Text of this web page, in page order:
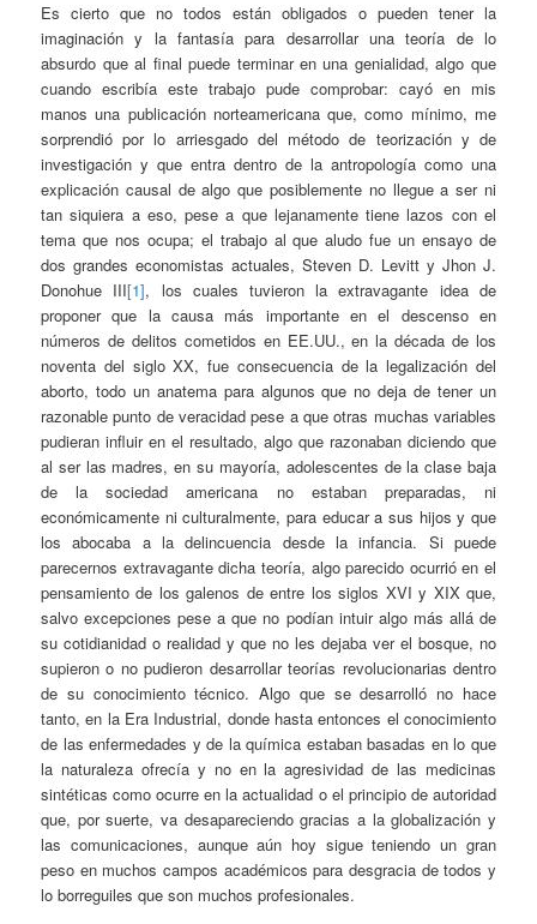
Es cierto que no todos están obligados o pueden tener la
imaginación y la fantasía para desarrollar una teoría de lo
absurdo que al final puede terminar en una genialidad, algo que
cuando escribía este trabajo pude comprobar: cayó en mis
manos una publicación norteamericana que, como mínimo, me
sorprendió por lo arriesgado del método de teorización y de
investigación y que entra dentro de la antropología como una
explicación causal de algo que posiblemente no llegue a ser ni
tan siquiera a eso, pese a que lejanamente tiene lazos con el
tema que nos ocupa; el trabajo al que aludo fue un ensayo de
dos grandes economistas actuales, Steven D. Levitt y Jhon J.
Donohue III[1], los cuales tuvieron la extravagante idea de
proponer que la causa más importante en el descenso en
números de delitos cometidos en EE.UU., en la década de los
noventa del siglo XX, fue consecuencia de la legalización del
aborto, todo un anatema para algunos que no deja de tener un
razonable punto de veracidad pese a que otras muchas variables
pudieran influir en el resultado, algo que razonaban diciendo que
al ser las madres, en su mayoría, adolescentes de la clase baja
de la sociedad americana no estaban preparadas, ni
económicamente ni culturalmente, para educar a sus hijos y que
los abocaba a la delincuencia desde la infancia. Si puede
parecernos extravagante dicha teoría, algo parecido ocurrió en el
pensamiento de los galenos de entre los siglos XVI y XIX que,
salvo excepciones pese a que no podían intuir algo más allá de
su cotidianidad o realidad y que no les dejaba ver el bosque, no
supieron o no pudieron desarrollar teorías revolucionarias dentro
de su conocimiento técnico. Algo que se desarrolló no hace
tanto, en la Era Industrial, donde hasta entonces el conocimiento
de las enfermedades y de la química estaban basadas en lo que
la naturaleza ofrecía y no en la agresividad de las medicinas
sintéticas como ocurre en la actualidad o el principio de autoridad
que, por suerte, va desapareciendo gracias a la globalización y
las comunicaciones, aunque aún hoy sigue teniendo un gran
peso en muchos campos académicos para desgracia de todos y
lo borreguiles que son muchos profesionales.